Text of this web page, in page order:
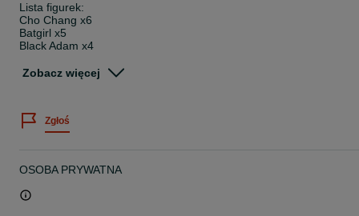
Lista figurek:
Cho Chang x6
Batgirl x5
Black Adam x4
Harley Quinn x3
Superman x3
Shazam! x2
lub kilku figurek w jednej przesyłce.
Zobacz więcej
Zgłoś
OSOBA PRYWATNA